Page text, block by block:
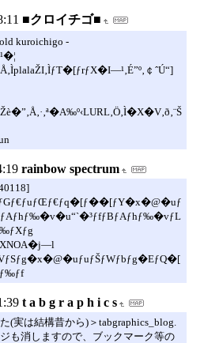
■クロイチゴ■
kuroichigo -
￠ˆÚ“]
rainbow spectrum
t a b g r a p h i c s
(実は結構昔から)＞tabgraphics_blog.
も消しますので、ブックマーク等の